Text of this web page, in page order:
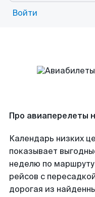
Войти
Про авиаперелеты
Календарь низких
показывает
неделю по
рейсов с
дорогая из